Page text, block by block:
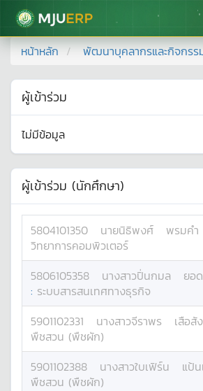
มหาวิทยาลัยแม่โจ้
หน้าหลัก พัฒนาบุคลากรและกิจกรร
ผู้เข้าร่วม
ไม่มีข้อมูล
ผู้เข้าร่วม (นักศึกษา)
5804101350 นายนิธิพงศ์ พรมคำ
วิทยาการคอมพิวเตอร์
5806105358 นางสาวปิ่นกมล
ยอ
: ระบบสารสนเทศทางธุรกิจ
5901102331 นางสาวจีราพร เสือสั
พืชสวน (พืชผัก)
5901102388 นางสาวใบเฟิร์น แป้
พืชสวน (พืชผัก)